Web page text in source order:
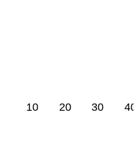
10 20 30 40